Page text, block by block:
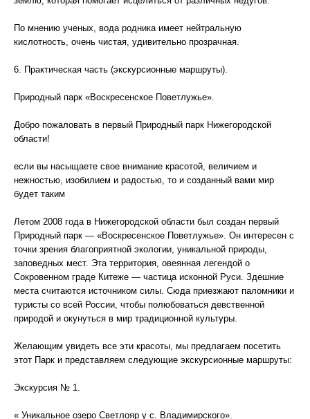
По мнению ученых, вода родника имеет нейтральную
кислотность, очень чистая, удивительно прозрачная.
6. Практическая часть (экскурсионные маршруты).
Природный парк «Воскресенское Поветлужье».
Добро пожаловать в первый Природный парк Нижегородской
области!
если вы насыщаете свое внимание красотой, величием и
нежностью, изобилием и радостью, то и созданный вами мир
будет таким
Летом 2008 года в Нижегородской области был создан первый
Природный парк — «Воскресенское Поветлужье». Он интересен с
точки зрения благоприятной экологии, уникальной природы,
заповедных мест. Эта территория, овеянная легендой о
Сокровенном граде Китеже — частица исконной Руси. Здешние
места считаются источником силы. Сюда приезжают паломники и
туристы со всей России, чтобы полюбоваться девственной
природой и окунуться в мир традиционной культуры.
Желающим увидеть все эти красоты, мы предлагаем посетить
этот Парк и представляем следующие экскурсионные маршруты:
Экскурсия № 1.
« Уникальное озеро Светлояр у с. Владимирского».